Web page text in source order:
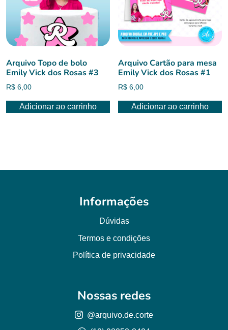
Arquivo Topo de bolo
Emily Vick dos Rosas #3
R$ 6,00
Adicionar ao carrinho
Arquivo Cartão para mesa
Emily Vick dos Rosas #1
R$ 6,00
Adicionar ao carrinho
Informações
Dúvidas
Termos e condições
Política de privacidade
Nossas redes
@arquivo.de.corte